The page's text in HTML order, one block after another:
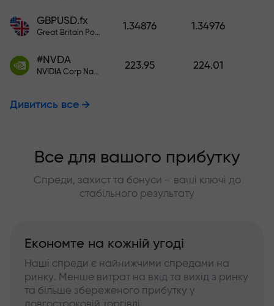
GBPUSD.fx
Great Britain Pound vs US Dollar
1.34876 1.34976
#NVDA
NVIDIA Corp Nasdaq Stock Exchange (Nasdaq) USD
223.95 224.01
Дивитись все
Все для вашого прибутку
Спреди, захист та бонуси – ваші ключі до
стабільного результату
Економте на кожній угоді
Наші спреди є найнижчими спредами на
ринку. Менше витрат на вхід та вихід з ринку
та більше збереженого прибутку у
довгостроковій торгівлі